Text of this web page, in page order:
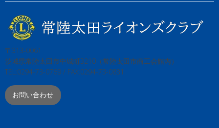
〒313-0061
茨城県常陸太田市中城町3210（常陸太田市商工会館内）
TEL:0294-73-0769 / FAX:0294-73-0831
お問い合わせ